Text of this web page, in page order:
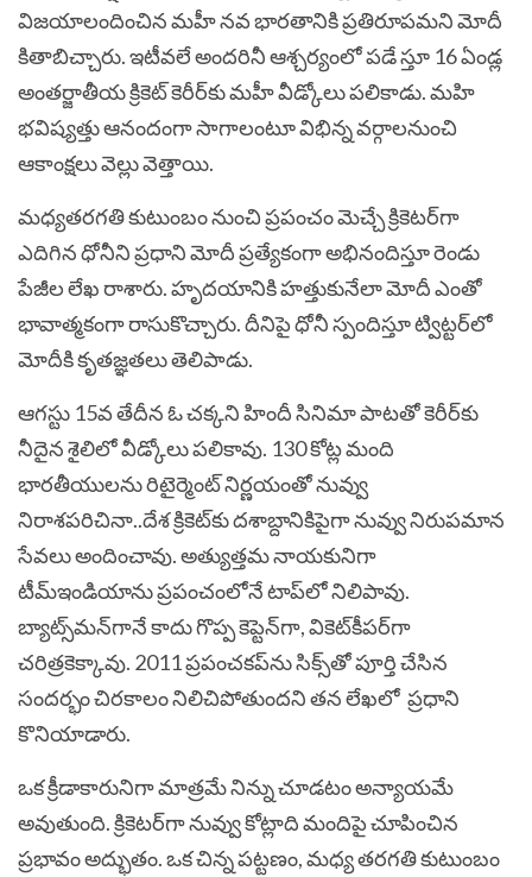
విజయాలందించిన మహీ నవ భారతానికి ప్రతిరూపమని మోదీ
కితాబిచ్చారు. ఇటీవలే అందరినీ ఆశ్చర్యంలో పడే స్తూ 16 ఏండ్ల
అంతర్జాతీయ క్రికెట్‌ కెరీర్‌కు మహీ వీడ్కోలు పలికాడు. మహి
భవిష్యత్తు ఆనందంగా సాగాలంటూ విభిన్న వర్గాలనుంచి
ఆకాంక్షలు వెల్లు వెత్తాయి.
మధ్యతరగతి కుటుంబం నుంచి ప్రపంచం మెచ్చే క్రికెటర్‌గా
ఎదిగిన ధోనీని ప్రధాని మోదీ ప్రత్యేకంగా అభినందిస్తూ రెండు
పేజీల లేఖ రాశారు. హృదయానికి హత్తుకునేలా మోదీ ఎంతో
భావాత్మకంగా రాసుకొచ్చారు. దీనిపై ధోనీ స్పందిస్తూ ట్విట్టర్‌లో
మోదీకి కృతజ్ఞతలు తెలిపాడు.
ఆగస్టు 15వ తేదీన ఓ చక్కని హిందీ సినిమా పాటతో కెరీర్‌కు
నీదైన శైలిలో వీడ్కోలు పలికావు. 130 కోట్ల మంది
భారతీయులను రిటైర్మెంట్‌ నిర్ణయంతో నువ్వు
నిరాశపరిచినా..దేశ క్రికెట్‌కు దశాబ్దానికిపైగా నువ్వు నిరుపమాన
సేవలు అందించావు. అత్యుత్తమ నాయకునిగా
టీమ్‌ఇండియాను ప్రపంచంలోనే టాప్‌లో నిలిపావు.
బ్యాట్స్‌మన్‌గానే కాదు గొప్ప కెప్టెన్‌గా, వికెట్‌కీపర్‌గా
చరిత్రకెక్కావు. 2011 ప్రపంచకప్‌ను సిక్స్‌తో పూర్తి చేసిన
సందర్భం చిరకాలం నిలిచిపోతుందని తన లేఖలో ప్రధాని
కొనియాడారు.
ఒక క్రీడాకారునిగా మాత్రమే నిన్ను చూడటం అన్యాయమే
అవుతుంది. క్రికెటర్‌గా నువ్వు కోట్లాది మందిపై చూపించిన
ప్రభావం అద్భుతం. ఒక చిన్న పట్టణం, మధ్య తరగతి కుటుంబం